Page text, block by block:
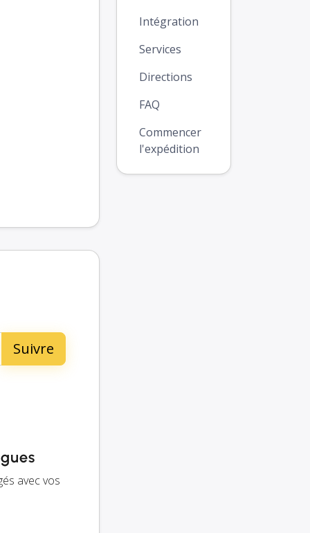
avec vos
Intégration
Services
Directions
FAQ
Commencer
l'expédition